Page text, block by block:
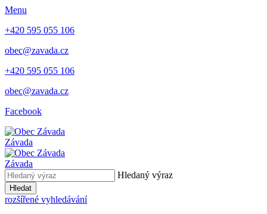
Menu
+420 595 055 106
obec@zavada.cz
+420 595 055 106
obec@zavada.cz
Facebook
Závada
Závada
Hledaný výraz
Hledat
rozšířené vyhledávání